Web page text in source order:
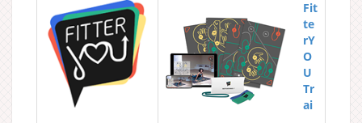
Fit
te
rY
O
U
Tr
ai